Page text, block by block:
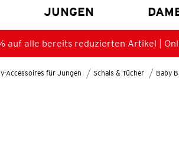
JUNGEN
auf alle bereits reduzierten Artikel |
Accessoires für Jungen Schals & Tücher Baby